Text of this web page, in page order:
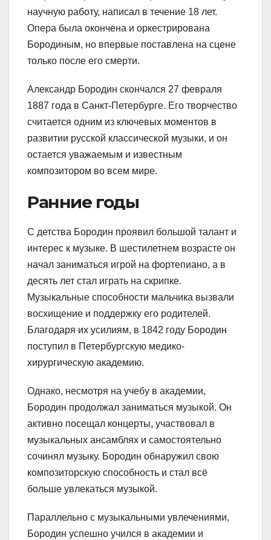
научную работу, написал в течение 18 лет.
Опера была окончена и оркестрирована
Бородиным, но впервые поставлена на сцене
только после его смерти.
Александр Бородин скончался 27 февраля
1887 года в Санкт-Петербурге. Его творчество
считается одним из ключевых моментов в
развитии русской классической музыки, и он
остается уважаемым и известным
композитором во всем мире.
Ранние годы
С детства Бородин проявил большой талант и
интерес к музыке. В шестилетнем возрасте он
начал заниматься игрой на фортепиано, а в
десять лет стал играть на скрипке.
Музыкальные способности мальчика вызвали
восхищение и поддержку его родителей.
Благодаря их усилиям, в 1842 году Бородин
поступил в Петербургскую медико-
хирургическую академию.
Однако, несмотря на учебу в академии,
Бородин продолжал заниматься музыкой. Он
активно посещал концерты, участвовал в
музыкальных ансамблях и самостоятельно
сочинял музыку. Бородин обнаружил свою
композиторскую способность и стал всё
больше увлекаться музыкой.
Параллельно с музыкальными увлечениями,
Бородин успешно учился в академии и